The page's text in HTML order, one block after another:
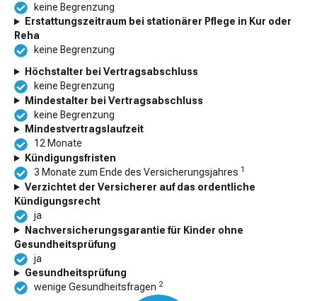
keine Begrenzung
Erstattungszeitraum bei stationärer Pflege in Kur oder
Reha
keine Begrenzung
Höchstalter bei Vertragsabschluss
keine Begrenzung
Mindestalter bei Vertragsabschluss
keine Begrenzung
Mindestvertragslaufzeit
12 Monate
Kündigungsfristen
3 Monate zum Ende des Versicherungsjahres 1
Verzichtet der Versicherer auf das ordentliche
Kündigungsrecht
ja
Nachversicherungsgarantie für Kinder ohne
Gesundheitsprüfung
ja
Gesundheitsprüfung
wenige Gesundheitsfragen 2